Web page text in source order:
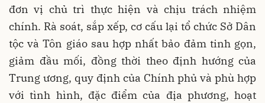
đơn vị chủ trì thực hiện và chịu trách nhiệm
chính. Rà soát, sắp xếp, cơ cấu lại tổ chức Sở Dân
tộc và Tôn giáo sau hợp nhất bảo đảm tinh gọn,
giảm đầu mối, đồng thời theo định hướng của
Trung ương, quy định của Chính phủ và phù hợp
với tình hình, đặc điểm của địa phương, hoạt